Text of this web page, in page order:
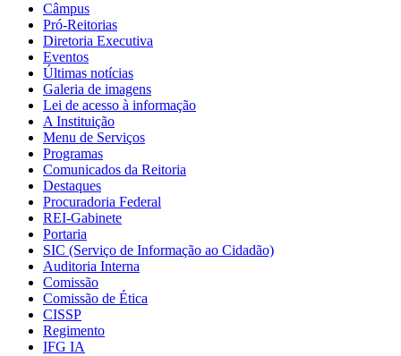
Câmpus
Pró-Reitorias
Diretoria Executiva
Eventos
Últimas notícias
Galeria de imagens
Lei de acesso à informação
A Instituição
Menu de Serviços
Programas
Comunicados da Reitoria
Destaques
Procuradoria Federal
REI-Gabinete
Portaria
SIC (Serviço de Informação ao Cidadão)
Auditoria Interna
Comissão
Comissão de Ética
CISSP
Regimento
IFG IA